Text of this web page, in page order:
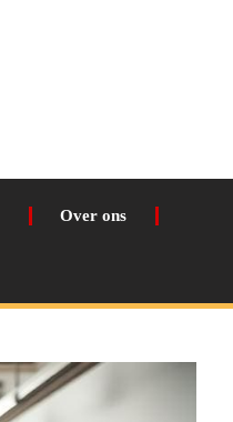
Over ons